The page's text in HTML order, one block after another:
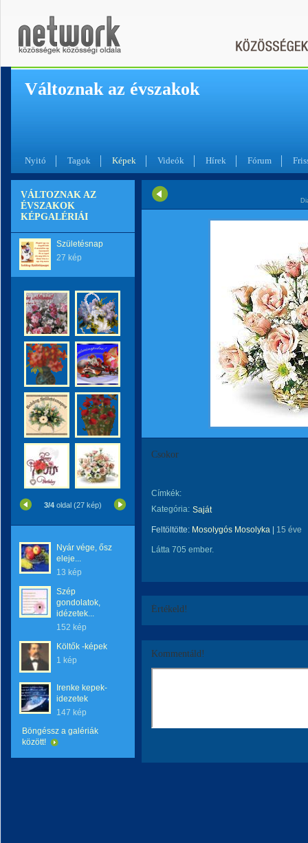
Változnak az évszakok
Nyitó Tagok Képek Videók Hírek Fórum
VÁLTOZNAK AZ
ÉVSZAKOK
KÉPGALÉRIÁI
Születésnap
27 kép
3/4 oldal (27 kép)
Nyár vége, ősz
eleje...
13 kép
Szép
gondolatok,
idézetek...
152 kép
Költők -képek
1 kép
Irenke kepek-
idezetek
147 kép
Böngéssz a galériák
között!
Csokor
Címkék:
Kategória: Saját
Feltöltötte: Mosolygós Mosolyka 15 éve
Látta 705 ember.
Értékeld!
Kommentáld!